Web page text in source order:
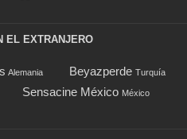
EL EXTRANJERO
Alemania Beyazperde Turquía
Sensacine México México